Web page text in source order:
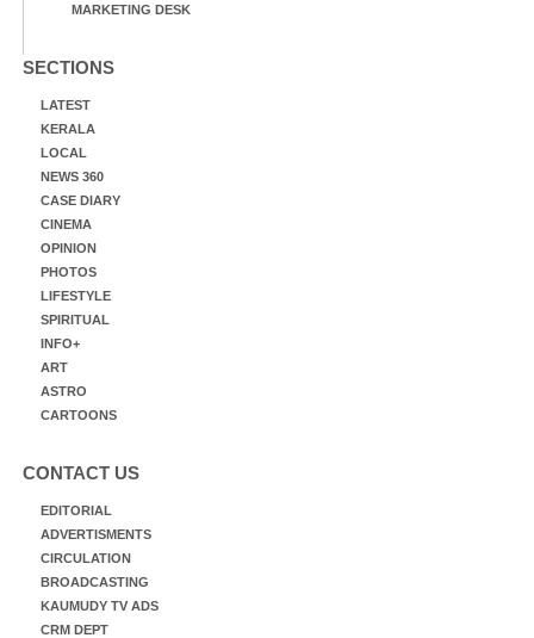
MARKETING DESK
SECTIONS
LATEST
KERALA
LOCAL
NEWS 360
CASE DIARY
CINEMA
OPINION
PHOTOS
LIFESTYLE
SPIRITUAL
INFO+
ART
ASTRO
CARTOONS
CONTACT US
EDITORIAL
ADVERTISMENTS
CIRCULATION
BROADCASTING
KAUMUDY TV ADS
CRM DEPT